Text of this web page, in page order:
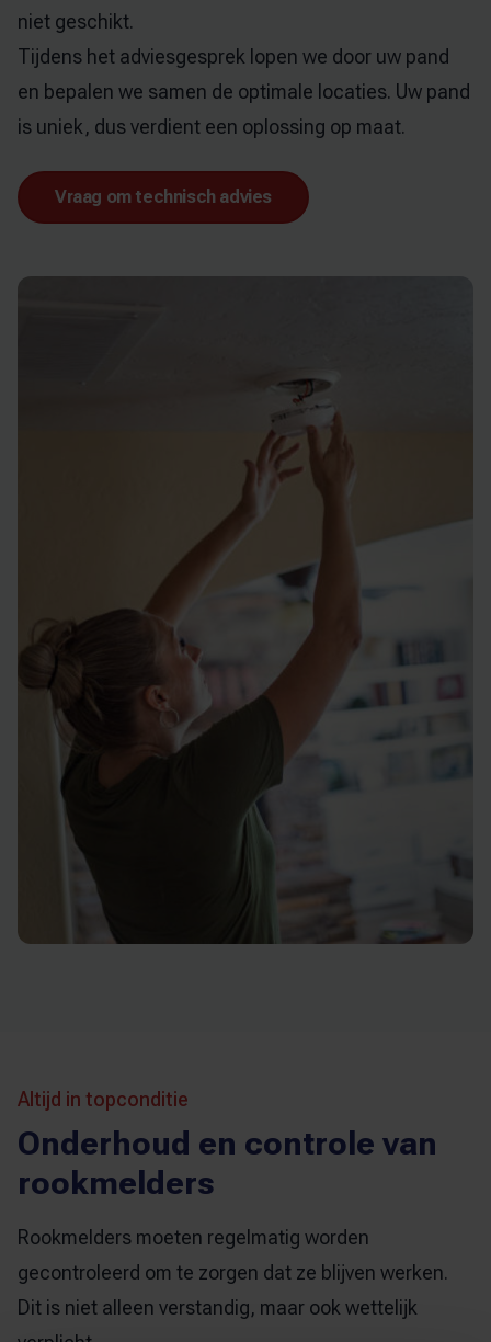
niet geschikt.
Tijdens het adviesgesprek lopen we door uw pand
en bepalen we samen de optimale locaties. Uw pand
is uniek, dus verdient een oplossing op maat.
Vraag om technisch advies
Altijd in topconditie
Onderhoud en controle van
rookmelders
Rookmelders moeten regelmatig worden
gecontroleerd om te zorgen dat ze blijven werken.
Dit is niet alleen verstandig, maar ook wettelijk